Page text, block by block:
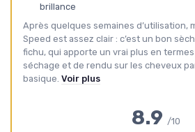
brillance
Après quelques semaines d’utilisation,
Speed est assez clair : c’est un bon
fichu, qui apporte un vrai plus en
séchage et de rendu sur les cheveux
basique. Voir plus
8.9 /10